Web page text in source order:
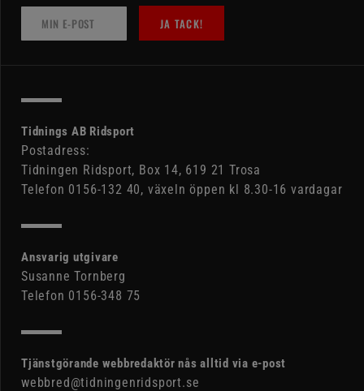
JA TACK!
Tidnings AB Ridsport
Postadress:
Tidningen Ridsport, Box 14, 619 21 Trosa
Telefon 0156-132 40, växeln öppen kl 8.30-16 vardagar
Ansvarig utgivare
Susanne Tornberg
Telefon 0156-348 75
Tjänstgörande webbredaktör nås alltid via e-post
webbred@tidningenridsport.se